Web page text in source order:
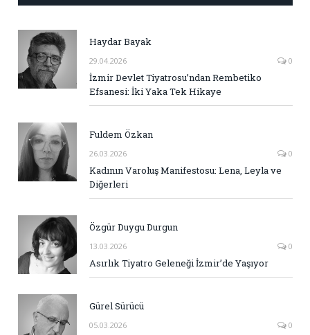
Haydar Bayak
29.04.2026 0
İzmir Devlet Tiyatrosu’ndan Rembetiko
Efsanesi: İki Yaka Tek Hikaye
Fuldem Özkan
26.03.2026 0
Kadının Varoluş Manifestosu: Lena, Leyla ve
Diğerleri
Özgür Duygu Durgun
13.03.2026 0
Asırlık Tiyatro Geleneği İzmir’de Yaşıyor
Gürel Sürücü
05.03.2026 0